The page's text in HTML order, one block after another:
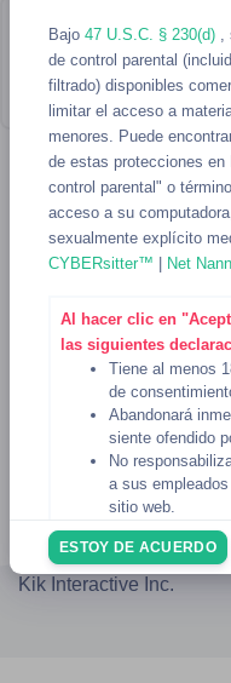
Bajo 47 U.S.C. § 230(d)
de control parental
filtrado) disponibles
limitar el acceso a
menores. Puede
de estas protecciones
control parental" o
acceso a su
sexualmente explícito
CYBERsitter™ | Net
Al hacer clic en
las siguientes
Tiene al menos
de
Abandonará
siente ofendido
No
a sus
sitio web.
Usted reconoce
rigen su uso del
acepta estar
ESTOY DE ACUERDO
¡Parece que no
coincidan con
AUP DMCA
© 2023
No estamos afiliados ni
Kik Interactive Inc.